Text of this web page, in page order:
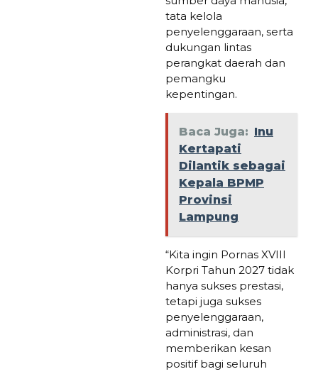
tata kelola
penyelenggaraan, serta
dukungan lintas
perangkat daerah dan
pemangku
kepentingan.
Baca Juga: Inu
Kertapati
Dilantik sebagai
Kepala BPMP
Provinsi
Lampung
“Kita ingin Pornas XVIII
Korpri Tahun 2027 tidak
hanya sukses prestasi,
tetapi juga sukses
penyelenggaraan,
administrasi, dan
memberikan kesan
positif bagi seluruh